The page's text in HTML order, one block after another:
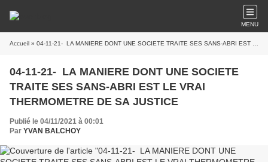
MENU
Accueil » 04-11-21- LA MANIERE DONT UNE SOCIETE TRAITE SES SANS-ABRI EST LE VRAI THERMOMETRE DE SA JUSTICE
04-11-21- LA MANIERE DONT UNE SOCIETE
TRAITE SES SANS-ABRI EST LE VRAI
THERMOMETRE DE SA JUSTICE
Publié le 04/11/2021 à 00:01
Par YVAN BALCHOY